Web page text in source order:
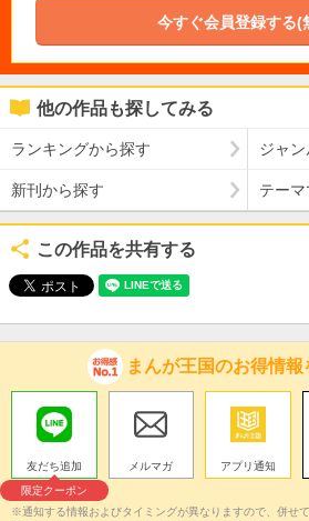
今すぐ会員登録する(
他の作品も探してみる
ランキングから探す ジャ
新刊から探す テー
この作品を共有する
まんが王国のお得情報
友だち追加
限定クーポン
メルマガ アプリ通知
※通知する情報およびタイミングが異なりますので、併せ